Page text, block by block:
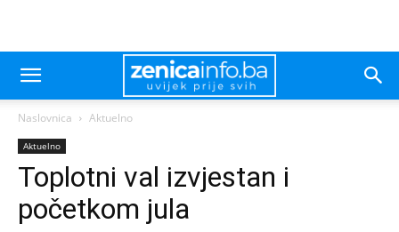
Naslovnica Aktuelno
Aktuelno
Toplotni val izvjestan i
početkom jula